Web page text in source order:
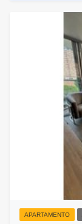
APARTAMENTO